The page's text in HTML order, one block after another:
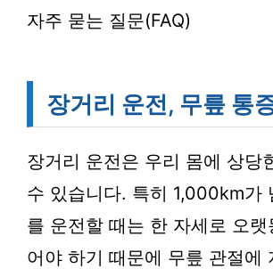
자주 묻는 질문(FAQ)
장거리 운전, 무릎 통
장거리 운전은 우리 몸에 상당
수 있습니다. 특히 1,000km가
를 운전할 때는 한 자세로 오랫
어야 하기 때문에 무릎 관절에